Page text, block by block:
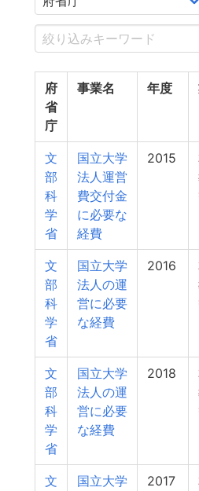
府
省
庁
事業名 年度
文
部
科
学
省
国立大学
法人運営
費交付金
に必要な
経費
2015
文
部
科
学
省
国立大学
法人の運
営に必要
な経費
2016
文
部
科
学
省
国立大学
法人の運
営に必要
な経費
2018
文
国立大学
2017